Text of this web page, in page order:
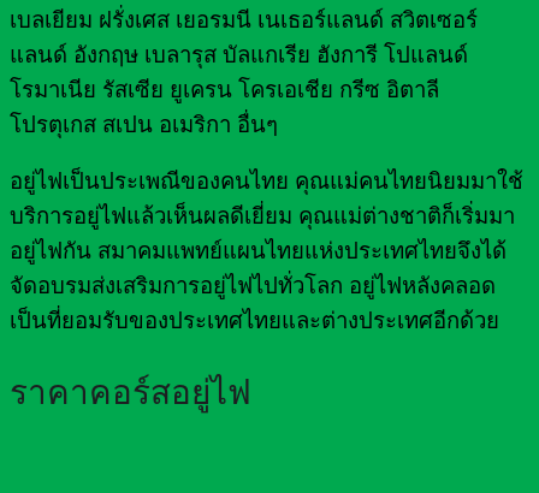
เบลเยียม ฝรั่งเศส เยอรมนี เนเธอร์แลนด์ สวิตเซอร์
แลนด์ อังกฤษ เบลารุส บัลแกเรีย ฮังการี โปแลนด์
โรมาเนีย รัสเซีย ยูเครน โครเอเชีย กรีซ อิตาลี
โปรตุเกส สเปน อเมริกา อื่นๆ
อยู่ไฟเป็นประเพณีของคนไทย คุณแม่คนไทยนิยมมาใช้
บริการอยู่ไฟแล้วเห็นผลดีเยี่ยม คุณแม่ต่างชาติก็เริ่มมา
อยู่ไฟกัน สมาคมแพทย์แผนไทยแห่งประเทศไทยจึงได้
จัดอบรมส่งเสริมการอยู่ไฟไปทั่วโลก อยู่ไฟหลังคลอด
เป็นที่ยอมรับของประเทศไทยและต่างประเทศอีกด้วย
ราคาคอร์สอยู่ไฟ